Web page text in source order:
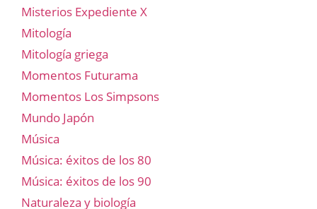
Misterios Expediente X
Mitología
Mitología griega
Momentos Futurama
Momentos Los Simpsons
Mundo Japón
Música
Música: éxitos de los 80
Música: éxitos de los 90
Naturaleza y biología